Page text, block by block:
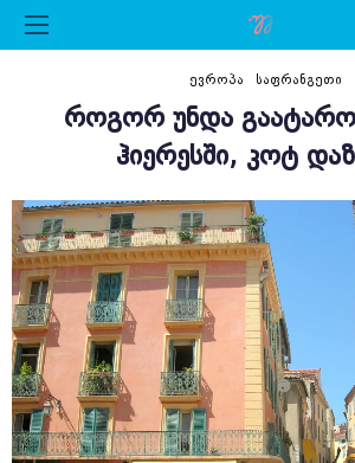
ᲔᲕᲠᲝᲞᲐ ᲡᲐᲤᲠᲐᲜᲒᲔᲗᲘ
ᲠᲝᲒᲝᲠ ᲣᲜᲓᲐ
ᲰᲘᲔᲠᲔᲡᲨᲘ, ᲙᲝᲢ